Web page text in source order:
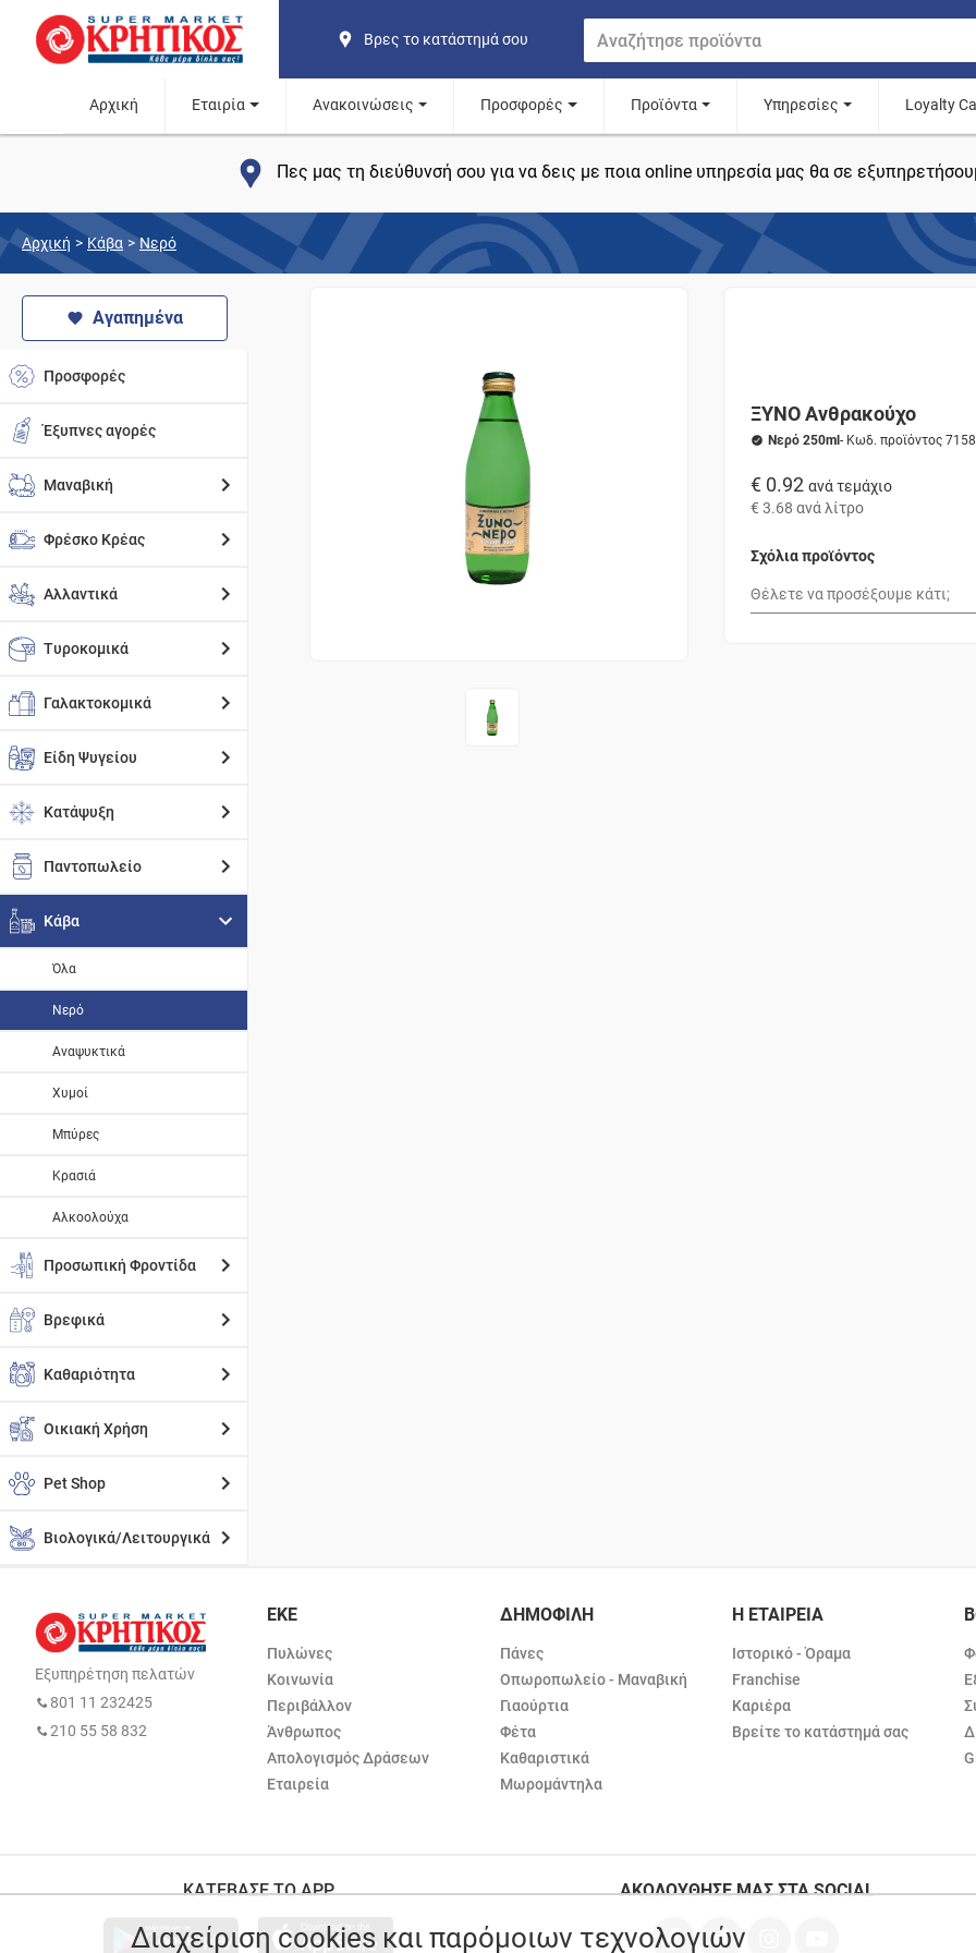
Βρες το κατάστημά σου
Αρχική Εταιρία Ανακοινώσεις Προσφορές Προϊόντα Υπηρεσίες Loyalty
Πες μας τη διεύθυνσή σου για να δεις με ποια online υπηρεσία μας θα σε
Αρχική > Κάβα > Νερό
Αγαπημένα
Προσφορές
Έξυπνες αγορές
Μαναβική
Φρέσκο Κρέας
Αλλαντικά
Τυροκομικά
Γαλακτοκομικά
Είδη Ψυγείου
Κατάψυξη
Παντοπωλείο
Κάβα
Όλα
Νερό
Αναψυκτικά
Χυμοί
Μπύρες
Κρασιά
Αλκοολούχα
Προσωπική Φροντίδα
Βρεφικά
Καθαριότητα
Οικιακή Χρήση
Pet Shop
Βιολογικά/Λειτουργικά
ΞΥΝΟ Ανθρακούχο
Νερό 250ml - Κωδ. προϊόντος
€ 0.92 ανά τεμάχιο
€ 3.68 ανά λίτρο
Σχόλια προϊόντος
Εξυπηρέτηση πελατών
801 11 232425
210 55 58 832
ΕΚΕ
Πυλώνες
Κοινωνία
Περιβάλλον
Άνθρωπος
Απολογισμός Δράσεων
Εταιρεία
ΔΗΜΟΦΙΛΗ
Πάνες
Οπωροπωλείο - Μαναβική
Γιαούρτια
Φέτα
Καθαριστικά
Μωρομάντηλα
Η ΕΤΑΙΡΕΙΑ
Ιστορικό - Όραμα
Franchise
Καριέρα
Βρείτε το κατάστημά σας
ΚΑΤΕΒΑΣΕ ΤΟ APP ΑΚΟΛΟΥΘΗΣΕ ΜΑΣ ΣΤΑ SOCIAL
Διαχείριση cookies και παρόμοιων τεχνολογιών